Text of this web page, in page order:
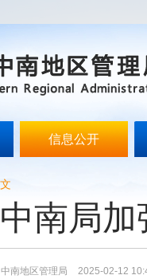
信息公开
中南局
南地区管理局 2025-02-12